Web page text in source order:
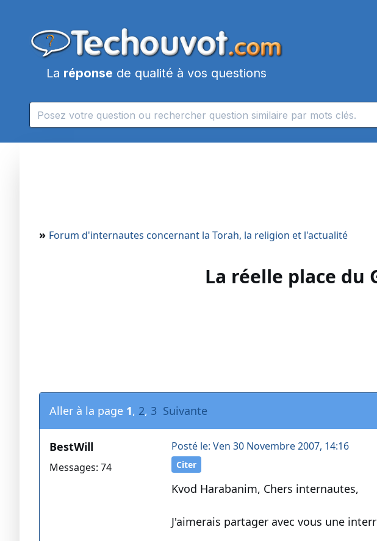
La réponse de qualité à vos questions
» Forum d'internautes concernant la Torah, la religion et l'actualité
La réelle place du
Aller à la page 1, 2, 3 Suivante
BestWill
Messages: 74
Posté le: Ven 30 Novembre 2007, 14:16
Citer
Kvod Harabanim, Chers internautes,
J'aimerais partager avec vous une